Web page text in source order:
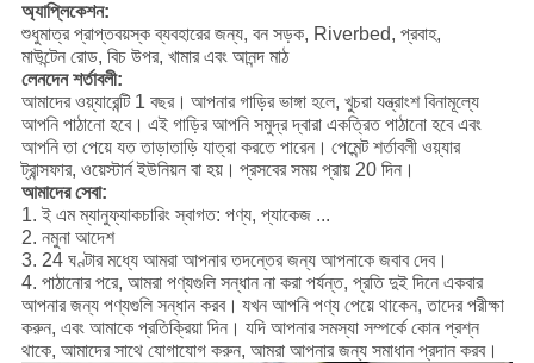
অ্যাপ্লিকেশন:
শুধুমাত্র প্রাপ্তবয়স্ক ব্যবহারের জন্য, বন সড়ক, Riverbed, প্রবাহ,
মাউন্টেন রোড, বিচ উপর, খামার এবং আনন্দ মাঠ
লেনদেন শর্তাবলী:
আমাদের ওয়্যারেন্টি 1 বছর। আপনার গাড়ির ভাঙ্গা হলে, খুচরা যন্ত্রাংশ বিনামূল্যে
আপনি পাঠানো হবে। এই গাড়ির আপনি সমুদ্র দ্বারা একত্রিত পাঠানো হবে এবং
আপনি তা পেয়ে যত তাড়াতাড়ি যাত্রা করতে পারেন। পেমেন্ট শর্তাবলী ওয়্যার
ট্রান্সফার, ওয়েস্টার্ন ইউনিয়ন বা হয়। প্রসবের সময় প্রায় 20 দিন।
আমাদের সেবা:
1. ই এম ম্যানুফ্যাকচারিং স্বাগত: পণ্য, প্যাকেজ ...
2. নমুনা আদেশ
3. 24 ঘণ্টার মধ্যে আমরা আপনার তদন্তের জন্য আপনাকে জবাব দেব।
4. পাঠানোর পরে, আমরা পণ্যগুলি সন্ধান না করা পর্যন্ত, প্রতি দুই দিনে একবার
আপনার জন্য পণ্যগুলি সন্ধান করব। যখন আপনি পণ্য পেয়ে থাকেন, তাদের পরীক্ষা
করুন, এবং আমাকে প্রতিক্রিয়া দিন। যদি আপনার সমস্যা সম্পর্কে কোন প্রশ্ন
থাকে, আমাদের সাথে যোগাযোগ করুন, আমরা আপনার জন্য সমাধান প্রদান করব।